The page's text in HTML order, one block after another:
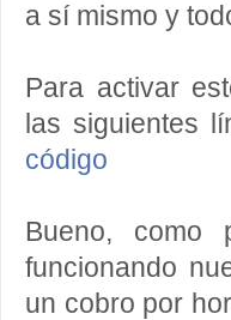
a sí mismo y
Para activar
las siguientes
código
Bueno, como
funcionando
un cobro por